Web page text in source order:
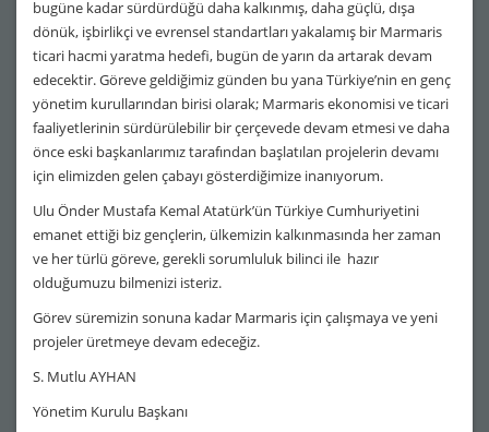
bugüne kadar sürdürdüğü daha kalkınmış, daha güçlü, dışa
dönük, işbirlikçi ve evrensel standartları yakalamış bir Marmaris
ticari hacmi yaratma hedefi, bugün de yarın da artarak devam
edecektir. Göreve geldiğimiz günden bu yana Türkiye’nin en genç
yönetim kurullarından birisi olarak; Marmaris ekonomisi ve ticari
faaliyetlerinin sürdürülebilir bir çerçevede devam etmesi ve daha
önce eski başkanlarımız tarafından başlatılan projelerin devamı
için elimizden gelen çabayı gösterdiğimize inanıyorum.
Ulu Önder Mustafa Kemal Atatürk’ün Türkiye Cumhuriyetini
emanet ettiği biz gençlerin, ülkemizin kalkınmasında her zaman
ve her türlü göreve, gerekli sorumluluk bilinci ile hazır
olduğumuzu bilmenizi isteriz.
Görev süremizin sonuna kadar Marmaris için çalışmaya ve yeni
projeler üretmeye devam edeceğiz.
S. Mutlu AYHAN
Yönetim Kurulu Başkanı